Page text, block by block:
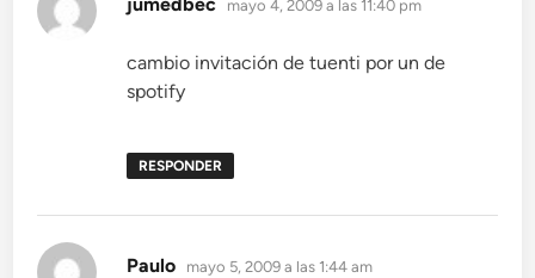
mayo 4, 2009 a las 11:40 pm
cambio invitación de tuenti por un de
spotify
RESPONDER
Paulo dice:
mayo 5, 2009 a las 1:44 am